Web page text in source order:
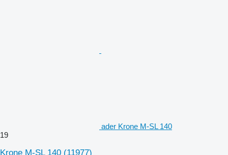
ader Krone M-SL 140
19
Krone M-SL 140 (11977)